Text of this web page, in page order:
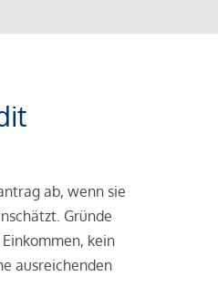
ab, wenn sie
Gründe
kein
ausreichenden